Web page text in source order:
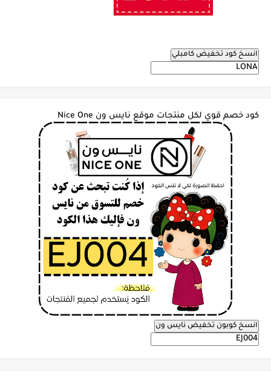
انسخ كود تخفيض كامبلي
كود خصم قوي لكل منتجات موقع نايس ون Nice One
انسخ كوبون تخفيض نايس ون